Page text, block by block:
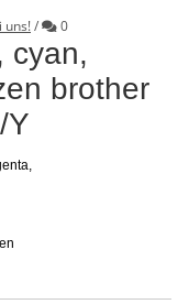
uns!/ Kommentare
0
cyan,
brother
Y